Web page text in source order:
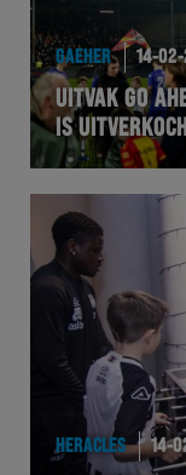
eSports
Academie
GAEHER 14-
UITVAK GO
IS
HERACLES 14-